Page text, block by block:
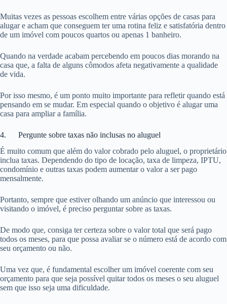
Muitas vezes as pessoas escolhem entre várias opções de casas para
alugar e acham que conseguem ter uma rotina feliz e satisfatória dentro
de um imóvel com poucos quartos ou apenas 1 banheiro.
Quando na verdade acabam percebendo em poucos dias morando na
casa que, a falta de alguns cômodos afeta negativamente a qualidade
de vida.
Por isso mesmo, é um ponto muito importante para refletir quando está
pensando em se mudar. Em especial quando o objetivo é alugar uma
casa para ampliar a família.
4. Pergunte sobre taxas não inclusas no aluguel
É muito comum que além do valor cobrado pelo aluguel, o proprietário
inclua taxas. Dependendo do tipo de locação, taxa de limpeza, IPTU,
condomínio e outras taxas podem aumentar o valor a ser pago
mensalmente.
Portanto, sempre que estiver olhando um anúncio que interessou ou
visitando o imóvel, é preciso perguntar sobre as taxas.
De modo que, consiga ter certeza sobre o valor total que será pago
todos os meses, para que possa avaliar se o número está de acordo com
seu orçamento ou não.
Uma vez que, é fundamental escolher um imóvel coerente com seu
orçamento para que seja possível quitar todos os meses o seu aluguel
sem que isso seja uma dificuldade.